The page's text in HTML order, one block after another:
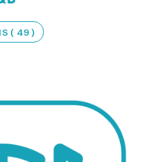
( 49 )